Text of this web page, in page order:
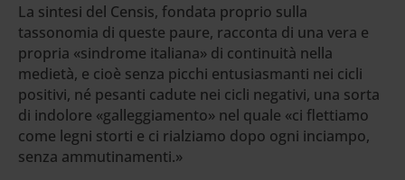
La sintesi del Censis, fondata proprio sulla
tassonomia di queste paure, racconta di una vera e
propria «sindrome italiana» di continuità nella
medietà, e cioè senza picchi entusiasmanti nei cicli
positivi, né pesanti cadute nei cicli negativi, una sorta
di indolore «galleggiamento» nel quale «ci flettiamo
come legni storti e ci rialziamo dopo ogni inciampo,
senza ammutinamenti.»